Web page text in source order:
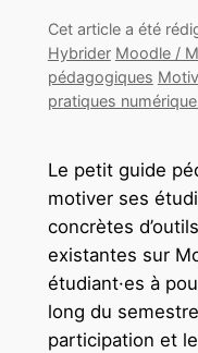
Cet article a été
Hybrider Moodle /
pédagogiques
pratiques
Le petit guide
motiver ses
concrètes
existantes sur
étudiant·es à
long du
participation et